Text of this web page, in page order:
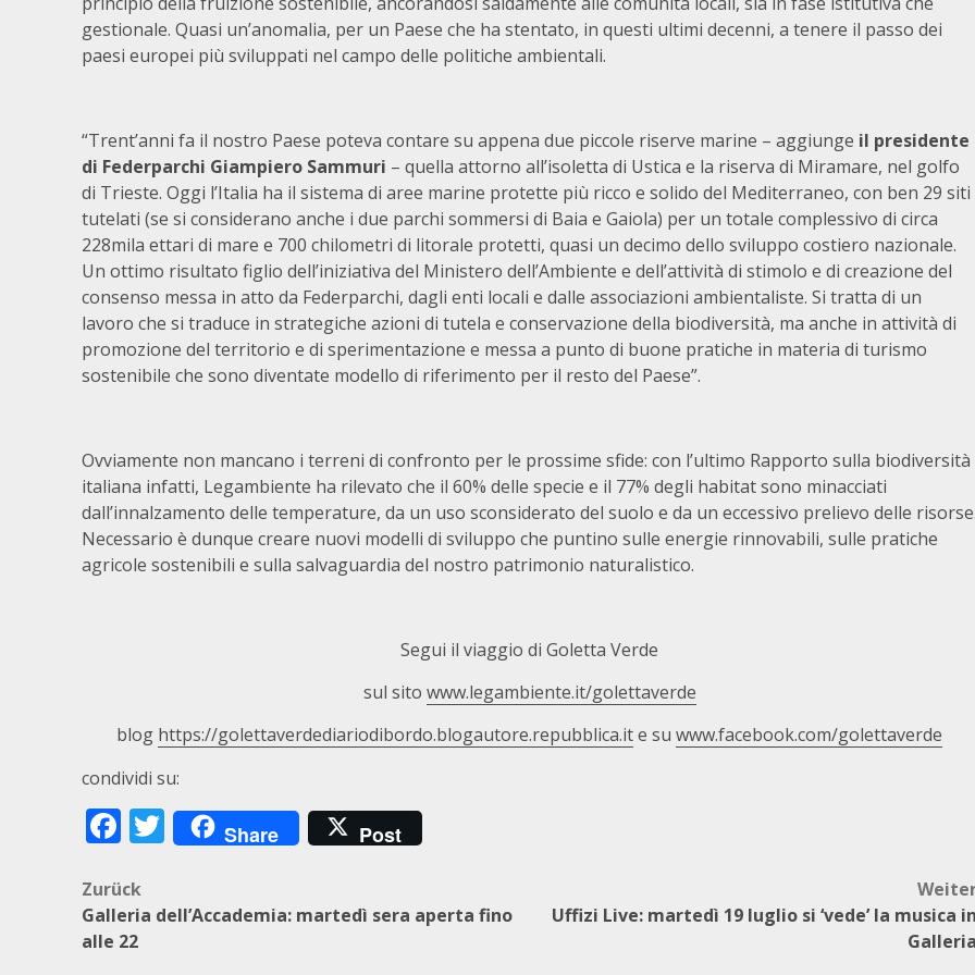
gestionale. Quasi un’anomalia, per un Paese che ha stentato, in questi ultimi decenni, a tenere il passo dei
paesi europei più sviluppati nel campo delle politiche ambientali.
“Trent’anni fa il nostro Paese poteva contare su appena due piccole riserve marine – aggiunge il presidente
di Federparchi Giampiero Sammuri – quella attorno all’isoletta di Ustica e la riserva di Miramare, nel golfo
di Trieste. Oggi l’Italia ha il sistema di aree marine protette più ricco e solido del Mediterraneo, con ben 29 siti
tutelati (se si considerano anche i due parchi sommersi di Baia e Gaiola) per un totale complessivo di circa
228mila ettari di mare e 700 chilometri di litorale protetti, quasi un decimo dello sviluppo costiero nazionale.
Un ottimo risultato figlio dell’iniziativa del Ministero dell’Ambiente e dell’attività di stimolo e di creazione del
consenso messa in atto da Federparchi, dagli enti locali e dalle associazioni ambientaliste. Si tratta di un
lavoro che si traduce in strategiche azioni di tutela e conservazione della biodiversità, ma anche in attività di
promozione del territorio e di sperimentazione e messa a punto di buone pratiche in materia di turismo
sostenibile che sono diventate modello di riferimento per il resto del Paese”.
Ovviamente non mancano i terreni di confronto per le prossime sfide: con l’ultimo Rapporto sulla biodiversità
italiana infatti, Legambiente ha rilevato che il 60% delle specie e il 77% degli habitat sono minacciati
dall’innalzamento delle temperature, da un uso sconsiderato del suolo e da un eccessivo prelievo delle
Necessario è dunque creare nuovi modelli di sviluppo che puntino sulle energie rinnovabili, sulle pratiche
agricole sostenibili e sulla salvaguardia del nostro patrimonio naturalistico.
Segui il viaggio di Goletta Verde
sul sito www.legambiente.it/golettaverde
blog https://golettaverdediariodibordo.blogautore.repubblica.ite suwww.facebook.com/golettaverde
condividi su:
Facebook
Twitter
Share Post
Beitragsnavigation
Zurück
Galleria dell’Accademia: martedì sera aperta fino
alle 22
Uffizi Live: martedì 19 luglio si ‘vede’ la musica